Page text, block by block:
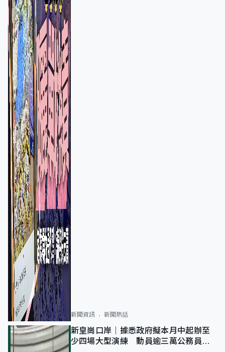
新聞資訊 新聞熱話
新皇崗口岸｜據悉政府擬本月中起辦至
少四場大型演練 動員逾三萬公務員人